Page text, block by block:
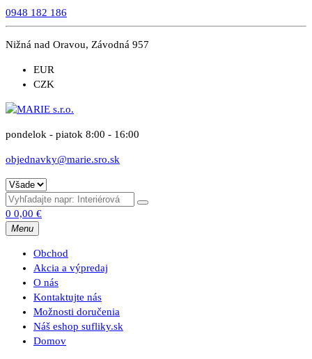
0948 182 186
Nižná nad Oravou, Závodná 957
EUR
CZK
pondelok - piatok 8:00 - 16:00
objednavky@marie.sro.sk
0 0,00 €
Menu
Obchod
Akcia a výpredaj
O nás
Kontaktujte nás
Možnosti doručenia
Náš eshop sufliky.sk
Domov